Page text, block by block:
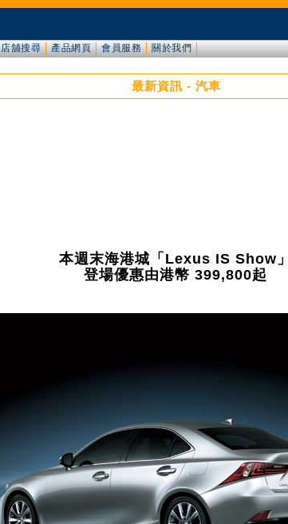
店舖搜尋 產品網頁 會員服務 關於我們
最新資訊 - 汽車
本週末海港城「Lexus IS Show」
登場優惠由港幣 399,800起